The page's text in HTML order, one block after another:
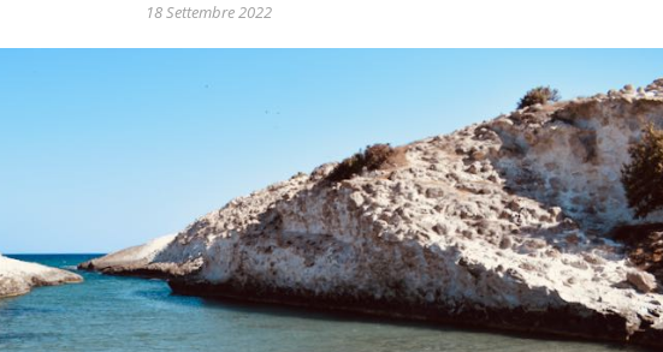
18 Settembre 2022